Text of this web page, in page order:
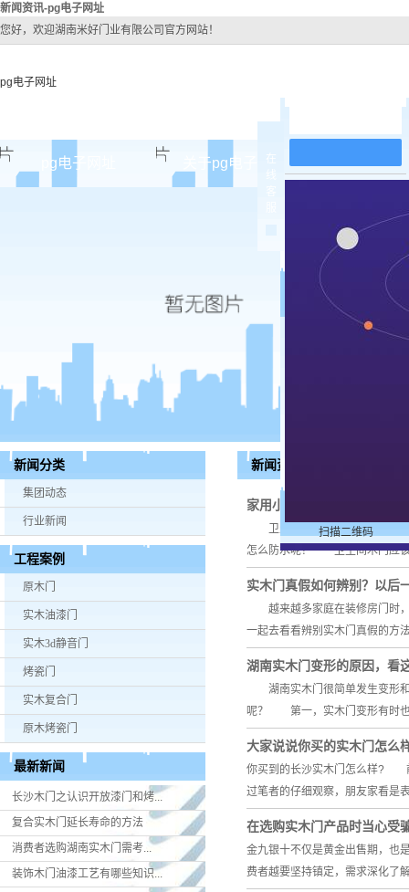
新闻资讯-pg电子网址
您好，欢迎湖南米好门业有限公司官方网站！
pg电子网址
pg电子网址 关于pg电子网址
公司团队
pg电子网址
实木油
实木3d
烤瓷
实木复
新闻分类
集团动态
行业新闻
工程案例
原木门
实木油漆门
实木3d静音门
烤瓷门
实木复合门
原木烤瓷门
最新新闻
长沙木门之认识开放漆门和烤...
复合实木门延长寿命的方法
消费者选购湖南实木门​需考...
装饰木门油漆工艺有哪些知识...
新闻资讯
家用小常识！卫生间木门应
卫生间是家中最潮湿的一个场
怎么防水呢？ 卫生间木门应
实木门真假如何辨别？以后
越来越多家庭在装修房门时，
一起去看看辨别实木门真假的
湖南实木门变形的原因，看
湖南实木门很简单发生变形和
呢？ 第一，实木门变形有时也
大家说说你买的实木门怎么
你买到的长沙实木门怎么样? 前
过笔者的仔细观察，朋友家看是
在选购实木门产品时当心受
金九银十不仅是黄金出售期，也
费者越要坚持镇定，需求深化了
在
扫描二维码